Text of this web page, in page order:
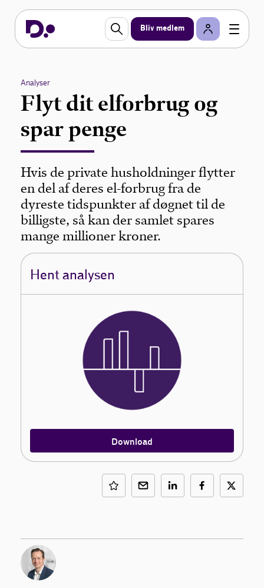
Bliv medlem
Analyser
Flyt dit elforbrug og
spar penge
Hvis de private husholdninger flytter
en del af deres el-forbrug fra de
dyreste tidspunkter af døgnet til de
billigste, så kan der samlet spares
mange millioner kroner.
Hent analysen
Download